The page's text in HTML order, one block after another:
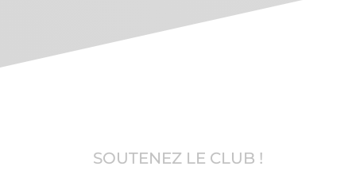
SOUTENEZ LE CLUB !